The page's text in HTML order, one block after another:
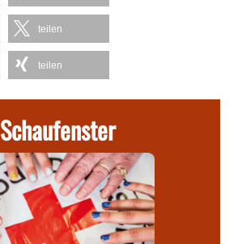
teilen
teilen
Schaufenster